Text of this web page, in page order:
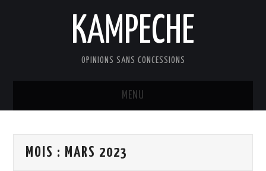
KAMPECHE
OPINIONS SANS CONCESSIONS
MENU
DOSSIERS
MOIS : MARS 2023